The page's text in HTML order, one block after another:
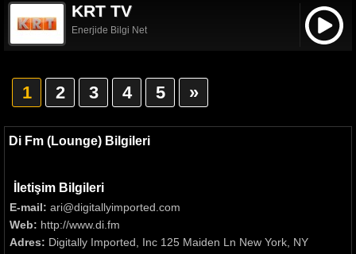
KRT TV
Enerjide Bilgi Net
1 2 3 4 5 »
Di Fm (Lounge) Bilgileri
İletişim Bilgileri
E-mail: ari@digitallyimported.com
Web: http://www.di.fm
Adres: Digitally Imported, Inc 125 Maiden Ln New York, NY